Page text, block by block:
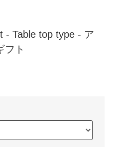
- Table top type - ア
フト